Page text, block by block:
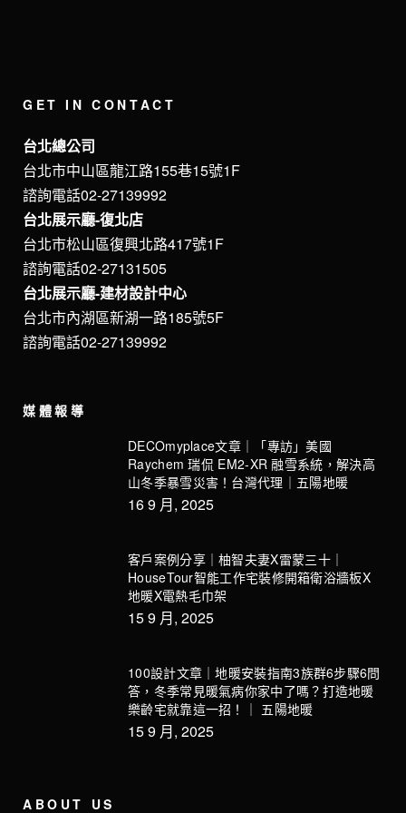
GET IN CONTACT
台北總公司
台北市中山區龍江路155巷15號1F
諮詢電話02-27139992
台北展示廳-復北店
台北市松山區復興北路417號1F
諮詢電話02-27131505
台北展示廳-建材設計中心
台北市內湖區新湖一路185號5F
諮詢電話02-27139992
媒體報導
DECOmyplace文章｜「專訪」美國
Raychem 瑞侃 EM2-XR 融雪系統，解決高
山冬季暴雪災害！台灣代理｜五陽地暖
16 9 月, 2025
客戶案例分享｜柚智夫妻X雷蒙三十｜
HouseTour智能工作宅裝修開箱衛浴牆板X
地暖X電熱毛巾架
15 9 月, 2025
100設計文章｜地暖安裝指南3族群6步驟6問
答，冬季常見暖氣病你家中了嗎？打造地暖
樂齡宅就靠這一招！｜ 五陽地暖
15 9 月, 2025
ABOUT US